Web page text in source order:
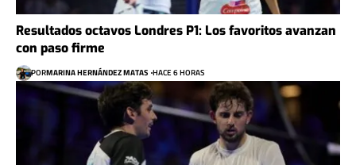
Resultados octavos Londres P1: Los favoritos avanzan
con paso firme
PORMARINA HERNÁNDEZ MATAS HACE 6 HORAS